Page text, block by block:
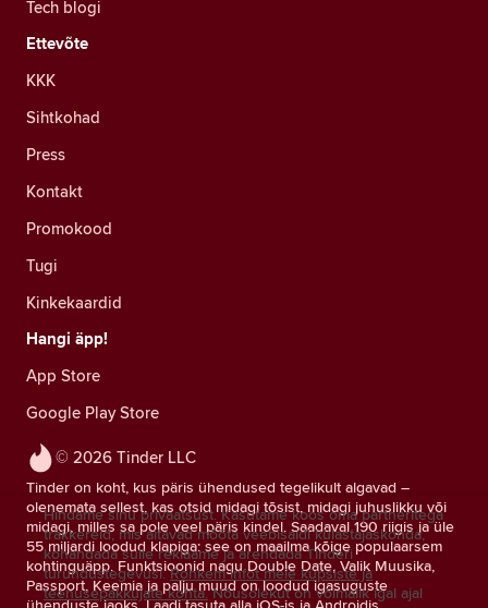
© 2026 Tinder LLC
Tinder on koht, kus päris ühendused tegelikult algavad –
olenemata sellest, kas otsid midagi tõsist, midagi juhuslikku või
midagi, milles sa pole veel päris kindel. Saadaval 190 riigis ja üle
55 miljardi loodud klapiga: see on maailma kõige populaarsem
kohtinguäpp. Funktsioonid nagu Double Date, Valik Muusika,
Passport, Keemia ja palju muud on loodud igasuguste
Tech blogi
Ettevõte
KKK
Sihtkohad
Press
Kontakt
Promokood
Tugi
Kinkekaardid
Hangi äpp!
App Store
Google Play Store
Hindame sinu privaatsust. Kasutame koos oma partneritega
träkkereid, mis aitavad mõõta veebisaidi külastajaskonda,
kohandada sulle reklaame ja arendada Tinderi
turundustegevusi. Rohkem infot meie küpsiste ja
teenusepakkujate kohta. Nõusolekut on võimalik igal ajal